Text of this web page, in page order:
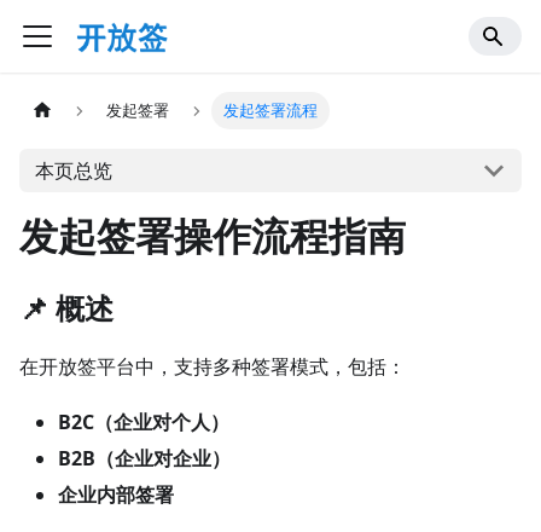
发起签署 发起签署流程
本页总览
发起签署操作流程指南
📌 概述
在开放签平台中，支持多种签署模式，包括：
B2C（企业对个人）
B2B（企业对企业）
企业内部签署